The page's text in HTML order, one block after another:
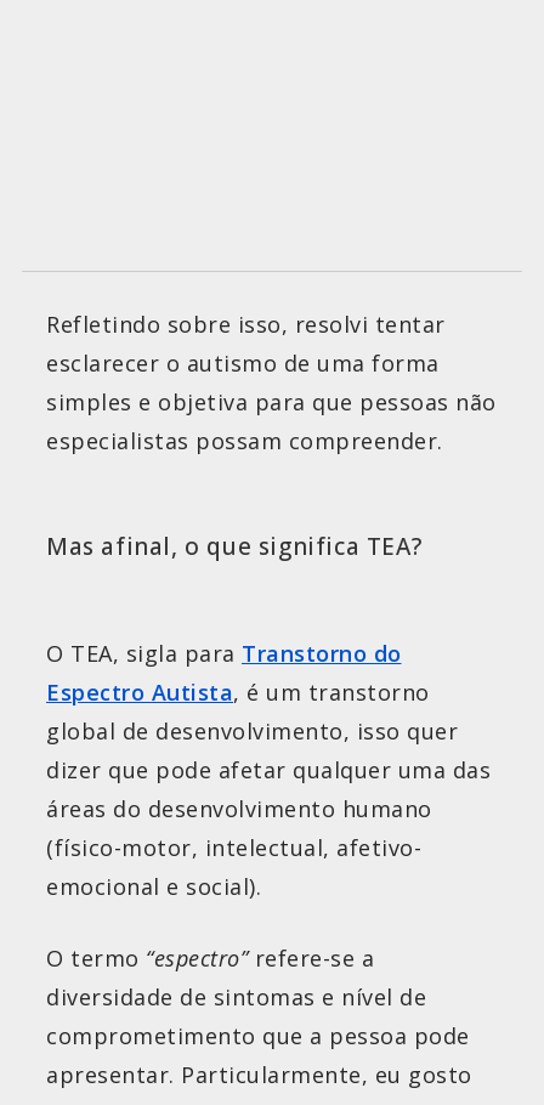
Refletindo sobre isso, resolvi tentar
esclarecer o autismo de uma forma
simples e objetiva para que pessoas não
especialistas possam compreender.
Mas afinal, o que significa TEA?
O TEA, sigla para Transtorno do
Espectro Autista, é um transtorno
global de desenvolvimento, isso quer
dizer que pode afetar qualquer uma das
áreas do desenvolvimento humano
(físico-motor, intelectual, afetivo-
emocional e social).
O termo “espectro”refere-se a
diversidade de sintomas e nível de
comprometimento que a pessoa pode
apresentar. Particularmente, eu gosto